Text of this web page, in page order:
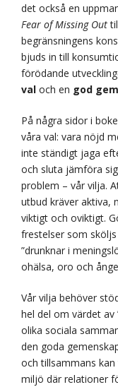
det också en
Fear of Missing Out
begränsningens
bjuds in till
förödande
val och en god
På några sidor i
våra val: vara nöjd
inte ständigt jaga
och sluta jämföra
problem – vår vilja.
utbud kräver aktiva,
viktigt och oviktigt.
frestelser som
”drunknar i
ohälsa, oro och
Vår vilja behöver
hel del om värdet av
olika sociala
den goda
och tillsammans
miljö där relationer